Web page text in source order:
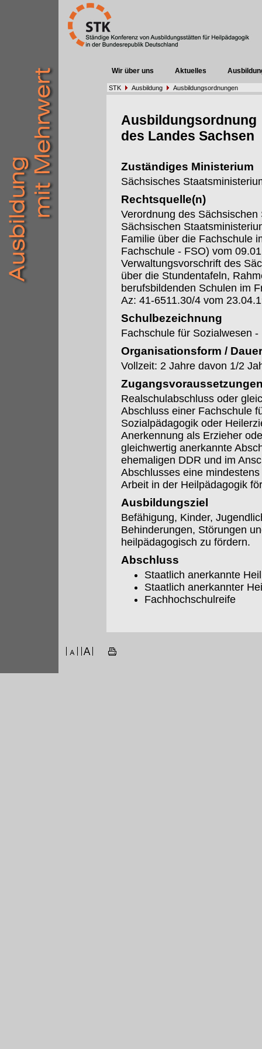
Wir über uns Aktuelles
STK Ausbildung Ausbildungsordnungen
Ausbildungsordnung
des Landes Sachsen
Zuständiges Ministerium
Sächsisches
Rechtsquelle(n)
Verordnung des
Sächsischen
Familie über die Fachschule
Fachschule - FSO) vom
Verwaltungsvorschrift des
über die Stundentafeln,
berufsbildenden Schulen im
Az: 41-6511.30/4 vom
Schulbezeichnung
Fachschule für Sozialwesen
Organisationsform / Dauer
Vollzeit: 2 Jahre davon 1/2
Realschulabschluss oder
Abschluss einer Fachschule
Sozialpädagogik oder
Anerkennung als Erzieher
gleichwertig anerkannte
ehemaligen DDR und im
Abschlusses eine
Arbeit in der Heilpädagogik
Ausbildungsziel
Befähigung, Kinder,
Behinderungen, Störungen
heilpädagogisch zu fördern.
Abschluss
Staatlich anerkannte
Staatlich anerkannter
Fachhochschulreife